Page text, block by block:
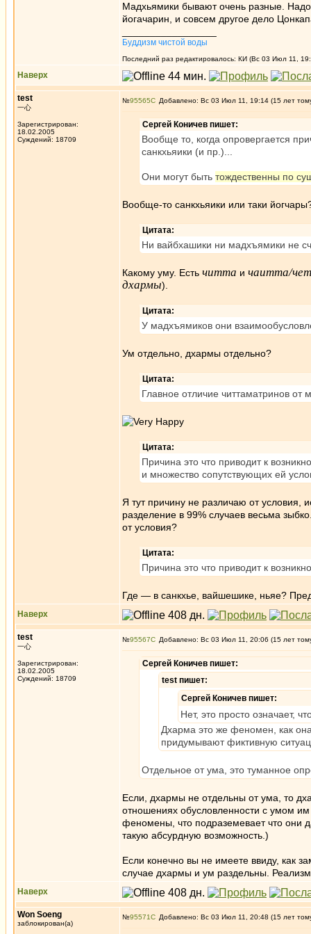
Мадхьямики бывают очень разные.
йогачарин, и совсем другое дело
Буддизм чистой воды
Последний раз редактировалось: КИ (Вс 03 Июл 11,
Наверх
test
一心
Зарегистрирован:
18.02.2005
Суждений: 18709
№95565 Добавлено: Вс 03 Июл 11, 19:14 (15 лет
Сергей Коничев пишет:
Вообще то, когда опровергается
санкхьяики (и пр.)...
Они могут быть тождественны по
Вообще-то санкхьяики или таки
Цитата:
Ни вайбхашики ни мадхъямики не
Какому уму. Есть читта и чаитта/
дхармы).
Цитата:
У мадхъямиков они
Ум отдельно, дхармы отдельно?
Цитата:
Главное отличие читтаматринов
Цитата:
Причина это что приводит к
и множество сопутствующих ей
Я тут причину не различаю от условия,
разделение в 99% случаев весьма
от условия?
Цитата:
Причина это что приводит к
Где — в санкхье, вайшешике, ньяе?
Наверх
test
一心
Зарегистрирован:
18.02.2005
Суждений: 18709
№95567 Добавлено: Вс 03 Июл 11, 20:06 (15 лет
Сергей Коничев пишет:
test пишет:
Сергей Коничев пишет:
Нет, это просто означает,
Дхарма это же феномен, как
придумывают фиктивную
Отдельное от ума, это туманное
Если, дхармы не отдельны от ума, то
отношениях обусловленности с умом
феномены, что подраземевает что они
такую абсурдную возможность.)
Если конечно вы не имеете ввиду, как
случае дхармы и ум раздельны. Реализм
Наверх
Won Soeng
заблокирован(а)
№95571 Добавлено: Вс 03 Июл 11, 20:48 (15 лет